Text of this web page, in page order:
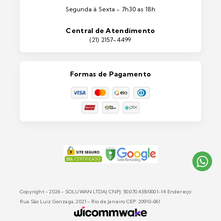
Máquinas e Equipamentos
Lixeiras e Contentores
Segunda à Sexta - 7h30 as 18h
Central de Atendimento
(21) 2157-4499
Formas de Pagamento
Copyright - 2026 - SOLUWAN LTDA| CNPJ: 50.070.438/0001-14 Endereço:
Rua São Luiz Gonzaga, 2021 - Rio de Janeiro CEP: 20910-061